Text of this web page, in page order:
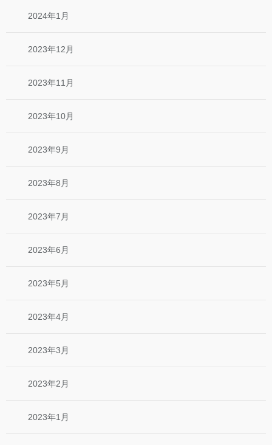
2024年1月
2023年12月
2023年11月
2023年10月
2023年9月
2023年8月
2023年7月
2023年6月
2023年5月
2023年4月
2023年3月
2023年2月
2023年1月